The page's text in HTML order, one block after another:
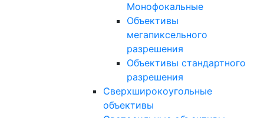
Монофокальные
Объективы
мегапиксельного
разрешения
Объективы стандартного
разрешения
Сверхширокоугольные
объективы